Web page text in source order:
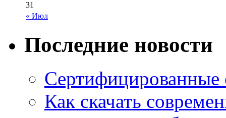
« Июл
31
Последние новости
Как скачать